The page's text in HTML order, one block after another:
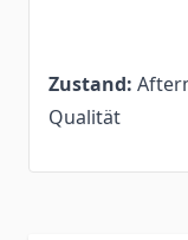
Zustand:
Qualität